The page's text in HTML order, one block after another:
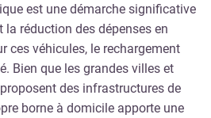
est une démarche significative
la réduction des dépenses en
ces véhicules, le rechargement
Bien que les grandes villes et
des infrastructures de
borne à domicile apporte une